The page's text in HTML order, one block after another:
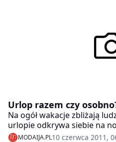
Urlop razem czy
Na ogół wakacje zbliżają
urlopie odkrywa siebie na
siebie więcej czasu, możemy
MODAIJA.PL10 czerwca 2011,